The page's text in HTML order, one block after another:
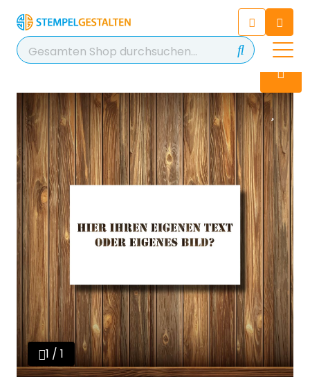
Chatten Sie 24/7 mit unserem
hilfreichen Chatbot
Kontakt
+49 2038 0480 403
1 / 1